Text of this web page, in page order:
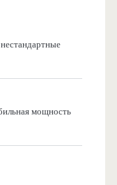
мощность